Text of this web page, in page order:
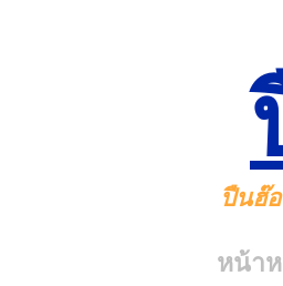
ปืนฮ๊
หน้า